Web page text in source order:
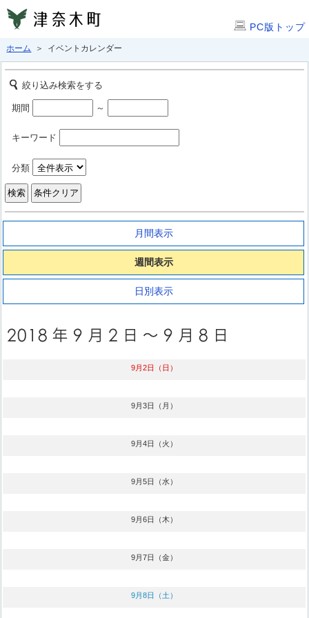
PC版トップ
ホーム ＞ イベントカレンダー
絞り込み検索をする
期間 ～
キーワード
分類
月間表示
週間表示
日別表示
9月2日（日）
9月3日（月）
9月4日（火）
9月5日（水）
9月6日（木）
9月7日（金）
9月8日（土）